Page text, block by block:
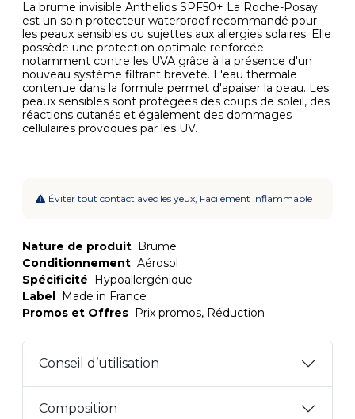
La brume invisible Anthelios SPF50+ La Roche-Posay
est un soin protecteur waterproof recommandé pour
les peaux sensibles ou sujettes aux allergies solaires. Elle
possède une protection optimale renforcée
notamment contre les UVA grâce à la présence d'un
nouveau système filtrant breveté. L'eau thermale
contenue dans la formule permet d'apaiser la peau. Les
peaux sensibles sont protégées des coups de soleil, des
réactions cutanés et également des dommages
cellulaires provoqués par les UV.
Éviter tout contact avec les yeux, Facilement inflammable
Nature de produit Brume
Conditionnement Aérosol
Spécificité Hypoallergénique
Label Made in France
Promos et Offres Prix promos, Réduction
Conseil d’utilisation
Composition